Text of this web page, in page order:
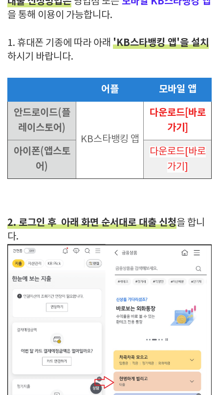
을 통해 이용이 가능합니다.
1. 휴대폰 기종에 따라 아래 'KB스타뱅킹 앱'을 설치
하시기 바랍니다.
어플
모바일 앱
안드로이드(플
레이스토어)
KB스타뱅킹 앱
다운로드[바로
가기]
아이폰(앱스토
어)
다운로드[바로
가기]
2. 로그인 후 아래 화면 순서대로 대출 신청을 합니
다.